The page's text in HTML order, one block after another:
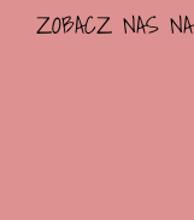
ZOBACZ NAS NA